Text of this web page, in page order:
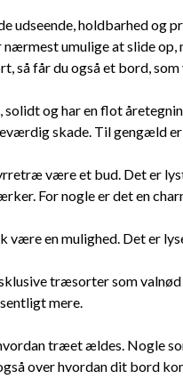
udseende, holdbarhed og
umulige at slide op,
får du også et bord,
og har en flot
skade. Til gengæld er
være et bud. Det er
For nogle er det en
være en mulighed. Det er
træsorter som
mere.
træet ældes. Nogle
over hvordan dit bord